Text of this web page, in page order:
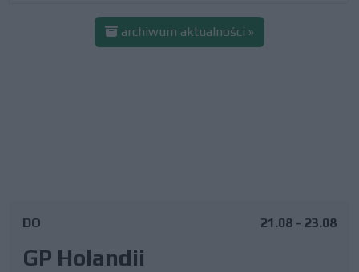
archiwum aktualności »
DO
GP Holandii
21.08 - 23.08